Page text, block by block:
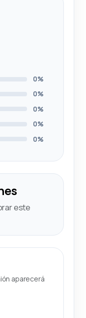
0%
0%
0%
0%
0%
este
aparecerá